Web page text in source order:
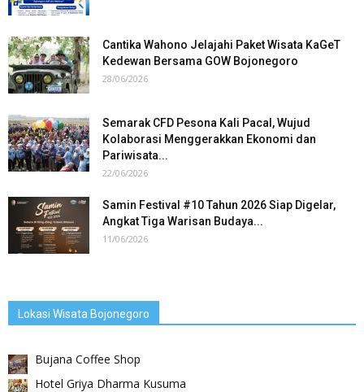
Cantika Wahono Jelajahi Paket Wisata KaGeT
Kedewan Bersama GOW Bojonegoro
28/06/2026
Semarak CFD Pesona Kali Pacal, Wujud
Kolaborasi Menggerakkan Ekonomi dan
Pariwisata...
22/06/2026
Samin Festival #10 Tahun 2026 Siap Digelar,
Angkat Tiga Warisan Budaya...
11/06/2026
Lokasi Wisata Bojonegoro
Bujana Coffee Shop
Hotel Griya Dharma Kusuma